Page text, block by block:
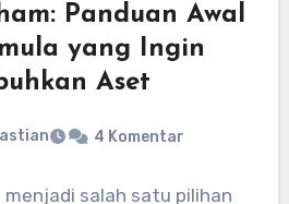
Panduan Awal
yang Ingin
Aset
4 Komentar
salah satu pilihan